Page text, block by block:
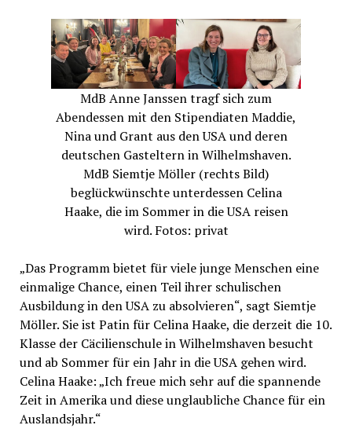
MdB Anne Janssen tragf sich zum
Abendessen mit den Stipendiaten Maddie,
Nina und Grant aus den USA und deren
deutschen Gasteltern in Wilhelmshaven.
MdB Siemtje Möller (rechts Bild)
beglückwünschte unterdessen Celina
Haake, die im Sommer in die USA reisen
wird. Fotos: privat
„Das Programm bietet für viele junge Menschen eine
einmalige Chance, einen Teil ihrer schulischen
Ausbildung in den USA zu absolvieren“, sagt Siemtje
Möller. Sie ist Patin für Celina Haake, die derzeit die 10.
Klasse der Cäcilienschule in Wilhelmshaven besucht
und ab Sommer für ein Jahr in die USA gehen wird.
Celina Haake: „Ich freue mich sehr auf die spannende
Zeit in Amerika und diese unglaubliche Chance für ein
Auslandsjahr.“